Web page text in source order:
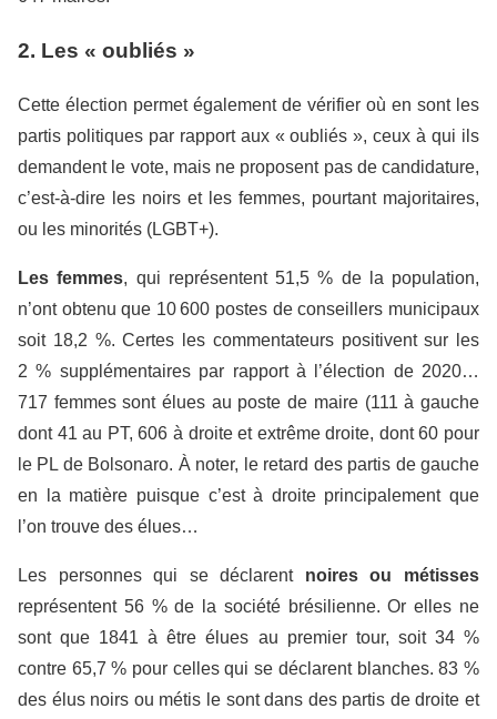
2. Les « oubliés »
Cette élection permet également de vérifier où en sont les
partis politiques par rapport aux « oubliés », ceux à qui ils
demandent le vote, mais ne proposent pas de candidature,
c’est-à-dire les noirs et les femmes, pourtant majoritaires,
ou les minorités (LGBT+).
Les femmes, qui représentent 51,5 % de la population,
n’ont obtenu que 10 600 postes de conseillers municipaux
soit 18,2 %. Certes les commentateurs positivent sur les
2 % supplémentaires par rapport à l’élection de 2020…
717 femmes sont élues au poste de maire (111 à gauche
dont 41 au PT, 606 à droite et extrême droite, dont 60 pour
le PL de Bolsonaro. À noter, le retard des partis de gauche
en la matière puisque c’est à droite principalement que
l’on trouve des élues…
Les personnes qui se déclarent noires ou métisses
représentent 56 % de la société brésilienne. Or elles ne
sont que 1841 à être élues au premier tour, soit 34 %
contre 65,7 % pour celles qui se déclarent blanches. 83 %
des élus noirs ou métis le sont dans des partis de droite et